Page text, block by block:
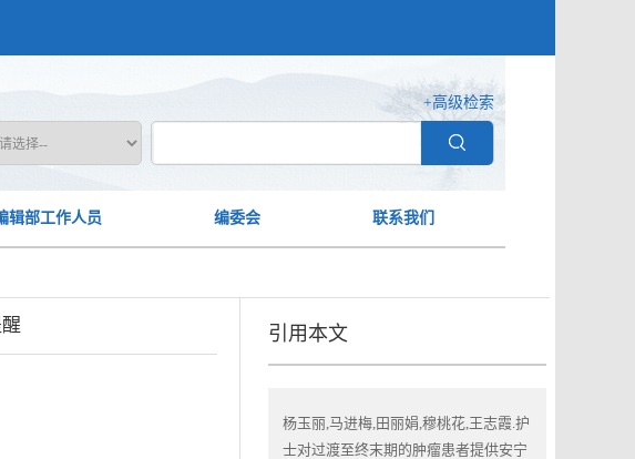
+高级检索
辑部工作人员 编委会 联系我们
引用本文
杨玉丽,马进梅,田丽娟,穆桃花,王志霞.护
士对过渡至终末期的肿瘤患者提供安宁